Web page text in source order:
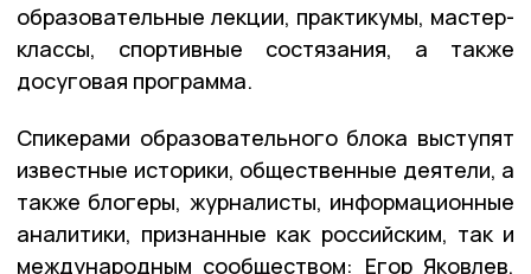
образовательные лекции, практикумы, мастер-
классы, спортивные состязания, а также
досуговая программа.
Спикерами образовательного блока выступят
известные историки, общественные деятели, а
также блогеры, журналисты, информационные
аналитики, признанные как российским, так и
международным сообществом: Егор Яковлев,